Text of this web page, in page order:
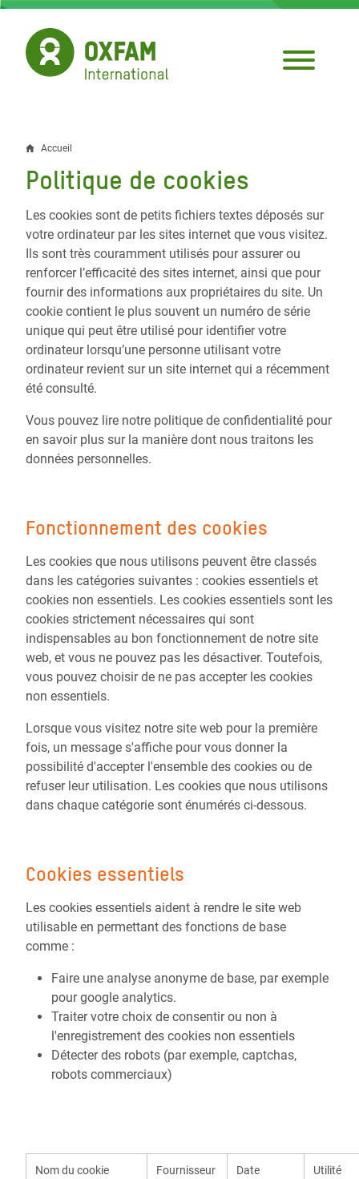
Aller
contenu
principal
Fil
d'Ariane
Accueil
Politique de cookies
Les cookies sont de petits fichiers textes déposés sur
votre ordinateur par les sites internet que vous visitez.
Ils sont très couramment utilisés pour assurer ou
renforcer l’efficacité des sites internet, ainsi que pour
fournir des informations aux propriétaires du site. Un
cookie contient le plus souvent un numéro de série
unique qui peut être utilisé pour identifier votre
ordinateur lorsqu’une personne utilisant votre
ordinateur revient sur un site internet qui a récemment
été consulté.
Vous pouvez lire notre politique de confidentialité pour
en savoir plus sur la manière dont nous traitons les
données personnelles.
Fonctionnement des cookies
Les cookies que nous utilisons peuvent être classés
dans les catégories suivantes : cookies essentiels et
cookies non essentiels. Les cookies essentiels sont les
cookies strictement nécessaires qui sont
indispensables au bon fonctionnement de notre site
web, et vous ne pouvez pas les désactiver. Toutefois,
vous pouvez choisir de ne pas accepter les cookies
non essentiels.
Lorsque vous visitez notre site web pour la première
fois, un message s'affiche pour vous donner la
possibilité d'accepter l'ensemble des cookies ou de
refuser leur utilisation. Les cookies que nous utilisons
dans chaque catégorie sont énumérés ci-dessous.
Cookies essentiels
Les cookies essentiels aident à rendre le site web
utilisable en permettant des fonctions de base
comme :
Faire une analyse anonyme de base, par exemple
pour google analytics.
Traiter votre choix de consentir ou non à
l'enregistrement des cookies non essentiels
Détecter des robots (par exemple, captchas,
robots commerciaux)
Nom du cookie Fournisseur
Date
Utilité